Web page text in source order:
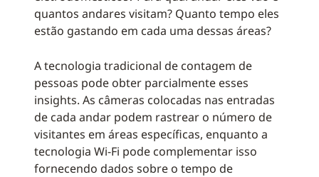
quantos andares visitam? Quanto tempo eles
estão gastando em cada uma dessas áreas?
A tecnologia tradicional de contagem de
pessoas pode obter parcialmente esses
insights. As câmeras colocadas nas entradas
de cada andar podem rastrear o número de
visitantes em áreas específicas, enquanto a
tecnologia Wi-Fi pode complementar isso
fornecendo dados sobre o tempo de